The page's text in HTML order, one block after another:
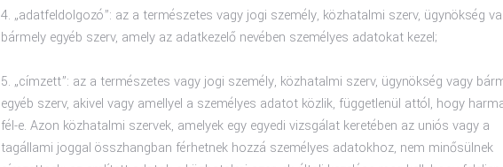
4. „adatfeldolgozó”: az a természetes vagy jogi személy, közhatalmi szerv, ügynökség
bármely egyéb szerv, amely az adatkezelő nevében személyes adatokat kezel;
5. „címzett”: az a természetes vagy jogi személy, közhatalmi szerv, ügynökség vagy
egyéb szerv, akivel vagy amellyel a személyes adatot közlik, függetlenül attól, hogy
fél-e. Azon közhatalmi szervek, amelyek egy egyedi vizsgálat keretében az uniós vagy a
tagállami joggal összhangban férhetnek hozzá személyes adatokhoz, nem minősülnek